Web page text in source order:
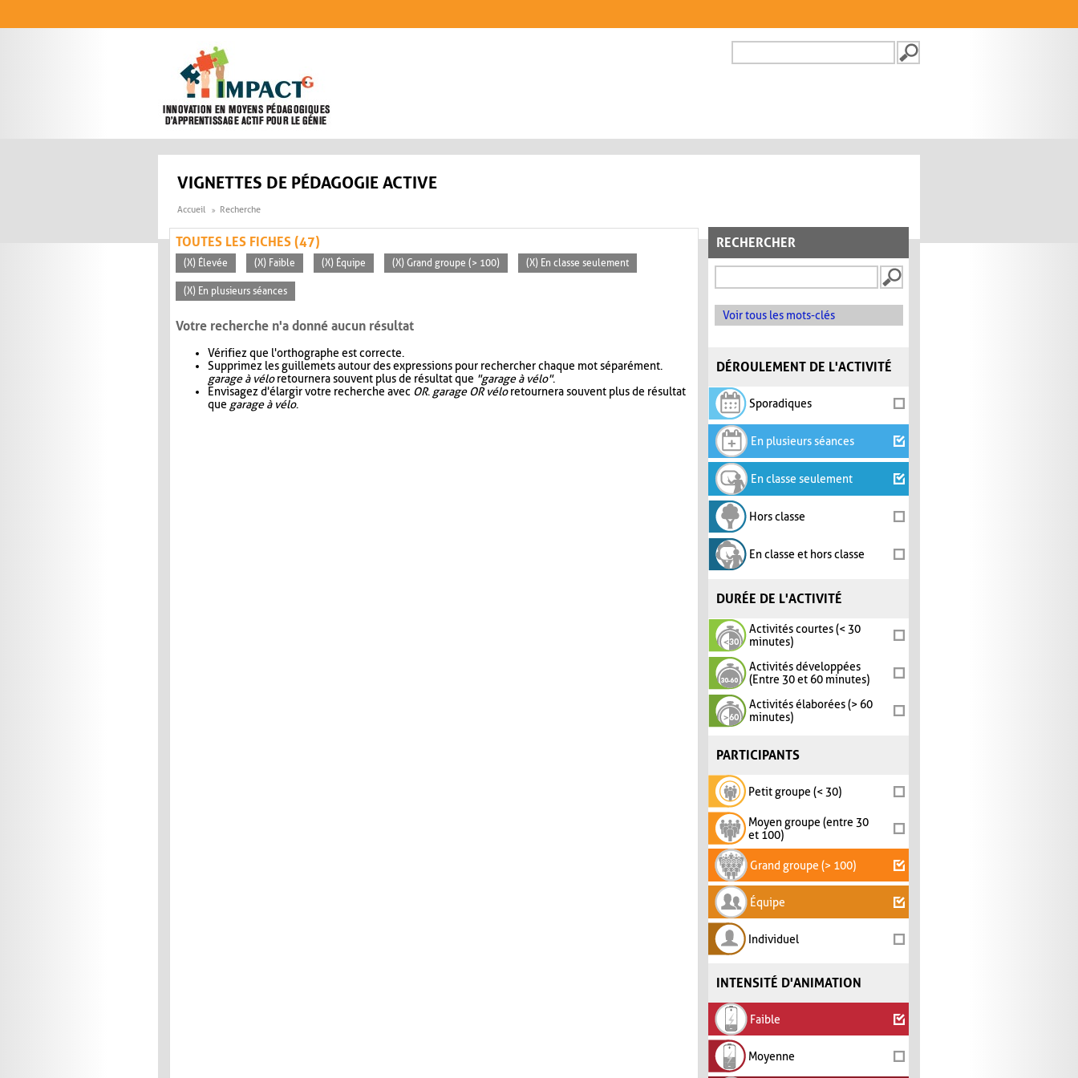
FORMULAIRE DE
VIGNETTES DE PÉDAGOGIE ACTIVE
Accueil Recherche
RECHERCHER
Voir tous les mots-clés
DÉROULEMENT DE L'ACTIVITÉ
Sporadiques
En plusieurs séances
En classe seulement
Hors classe
En classe et hors classe
DURÉE DE L'ACTIVITÉ
Activités courtes (< 30
minutes)
Activités développées
(Entre 30 et 60 minutes)
Activités élaborées (> 60
minutes)
PARTICIPANTS
Petit groupe (< 30)
Moyen groupe (entre 30
et 100)
Grand groupe (> 100)
Équipe
Individuel
INTENSITÉ D'ANIMATION
Faible
Moyenne
TOUTES LES FICHES (47)
(X) Élevée (X) Faible (X) Équipe (X) Grand groupe (> 100) (X) En classe seulement
(X) En plusieurs séances
Votre recherche n'a donné aucun résultat
Vérifiez que l'orthographe est correcte.
Supprimez les guillemets autour des expressions pour rechercher chaque mot séparément.
garage à véloretournera souvent plus de résultat que "garage à vélo".
Envisagez d'élargir votre recherche avec OR. garage OR véloretournera souvent plus de résultat
que garage à vélo.